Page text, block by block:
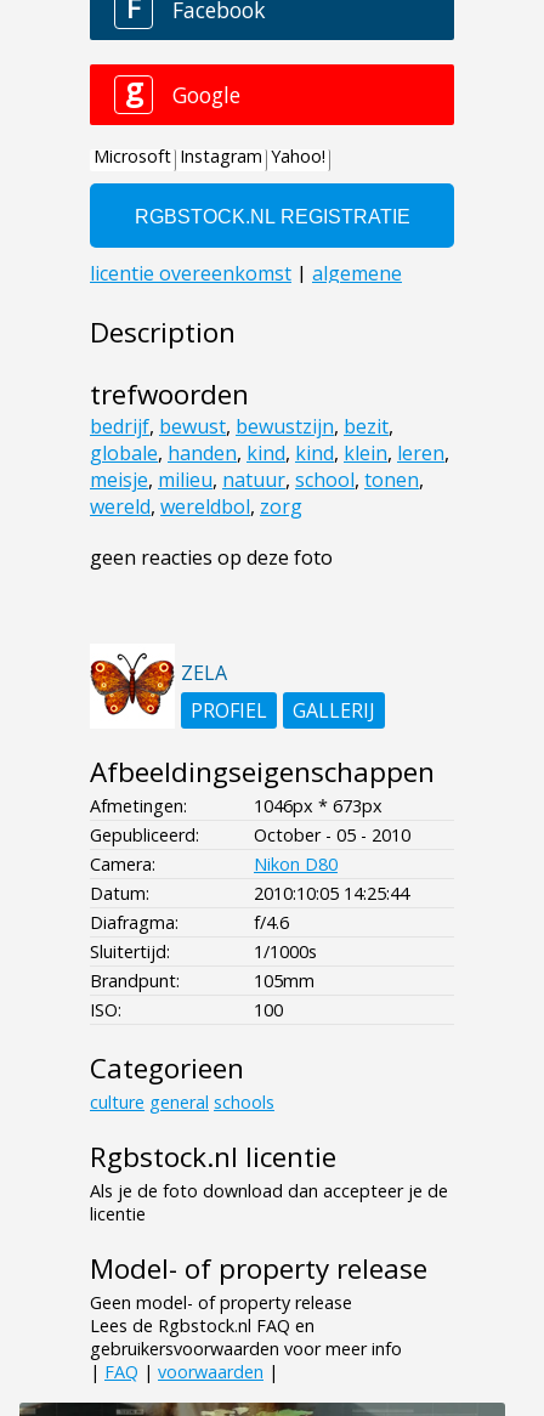
Description
trefwoorden
bedrijf, bewust, bewustzijn, bezit,
globale, handen, kind, kind, klein, leren,
meisje, milieu, natuur, school, tonen,
wereld, wereldbol, zorg
geen reacties op deze foto
ZELA
PROFIEL
GALLERIJ
Afbeeldingseigenschappen
Afmetingen:
1046px * 673px
Gepubliceerd:
October - 05 - 2010
Camera:
Nikon D80
Datum:
2010:10:05 14:25:44
Diafragma:
f/4.6
Sluitertijd:
1/1000s
Brandpunt:
105mm
ISO:
100
Categorieen
culture general schools
Rgbstock.nl licentie
Als je de foto download dan accepteer je de
licentie
Model- of property release
Geen model- of property release
Lees de Rgbstock.nl FAQ en
gebruikersvoorwaarden voor meer info
| FAQ | voorwaarden |